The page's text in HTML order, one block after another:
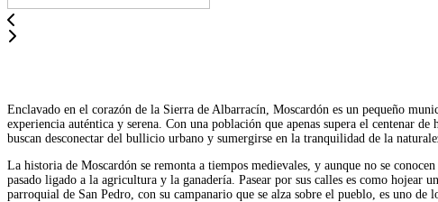
Enclavado en el corazón de la Sierra de Albarracín, Moscardón es un pequeño
experiencia auténtica y serena. Con una población que apenas supera el centenar
buscan desconectar del bullicio urbano y sumergirse en la tranquilidad de la
La historia de Moscardón se remonta a tiempos medievales, y aunque no se
pasado ligado a la agricultura y la ganadería. Pasear por sus calles es como
parroquial de San Pedro, con su campanario que se alza sobre el pueblo, es uno de